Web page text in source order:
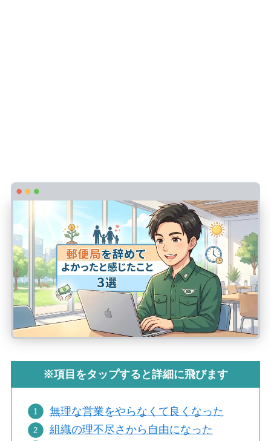
※項目をタップすると詳細に飛びます
無理な営業をやらなくて良くなった
組織の理不尽さから自由になった